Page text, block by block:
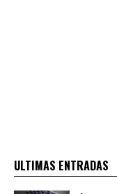
ULTIMAS ENTRADAS